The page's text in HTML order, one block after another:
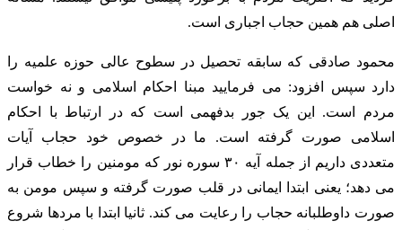
اصلی هم همین حجاب اجباری است.
محمود صادقی که سابقه تحصیل در سطوح عالی حوزه علمیه را
دارد سپس افزود: می فرمایید مبنا احکام اسلامی و نه خواست
مردم است. این یک جور بدفهمی است که در ارتباط با احکام
اسلامی صورت گرفته است. ما در خصوص خود حجاب آیات
متعددی داریم از جمله آیه ۳۰ سوره نور که مومنین را خطاب قرار
می دهد؛ یعنی ابتدا ایمانی در قلب صورت گرفته و سپس مومن به
صورت داوطلبانه حجاب را رعایت می کند. ثانیا ابتدا با مردها شروع